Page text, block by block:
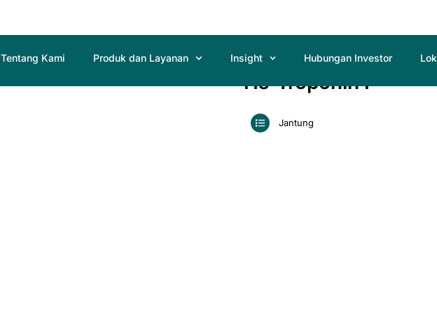
Tentang Kami Produk dan Layanan Insight Hubungan Investor
Hs-Troponin I
Jantung